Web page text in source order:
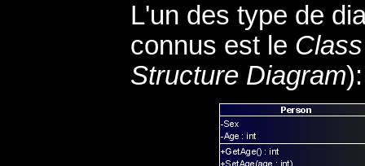
L'un des type de
connus est le
Structure Diagram):